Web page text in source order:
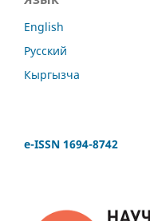
English
Русский
Кыргызча
e-ISSN 1694-8742